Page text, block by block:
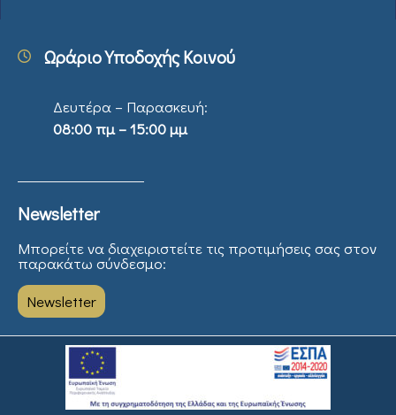
Ωράριο Υποδοχής Κοινού
Δευτέρα – Παρασκευή:
08:00 πμ – 15:00 μμ
Newsletter
Μπορείτε να διαχειριστείτε τις προτιμήσεις σας στον
παρακάτω σύνδεσμο:
Newsletter